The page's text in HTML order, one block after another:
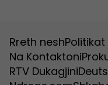
Rreth nesh
Na Kontaktoni
RTV Dukagjini